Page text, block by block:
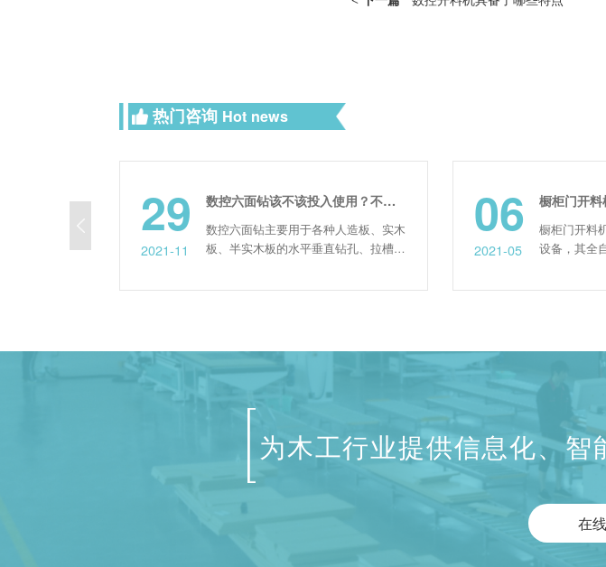
热门咨询 Hot news
29
2021-11
数控六面钻该不该投入使用？不妨看完功能分析再决定
数控六面钻主要用于各种人造板、实木
板、半实木板的水平垂直钻孔、拉槽的
度快、配合小主轴开槽，适用于加工各
和滑槽。定制衣柜每天可加工300-340
平方米，橱柜可加...
06
2021-05
橱柜门开料机是
设备，其全自动
是，在设备使用
一。主轴长时间
为木工行业提供信息化、智
在